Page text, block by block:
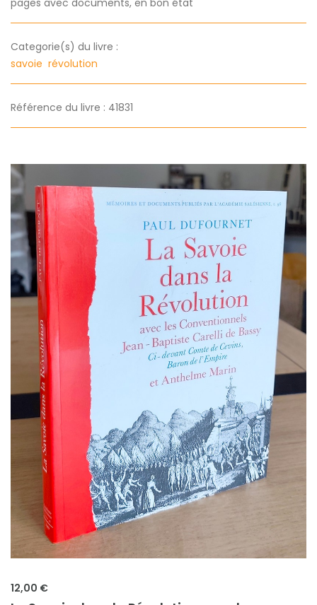
pages avec documents, en bon état
Categorie(s) du livre :
savoie révolution
Référence du livre : 41831
12,00 €